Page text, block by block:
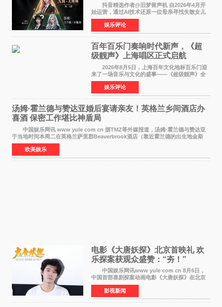
抖音精选作者@旧梦留声机 自2026年4月开
始运营，通过AI技术还原一位母亲寻找失散女儿
的故事，凭借强情感表达获得大量用户关注，发
布仅21小时便获得超1亿曝光、超1000万互动。
此后，账号持续沿
娱乐评论
百年百乐门奏响时代新声，《超
级靓声》上海唱区正式启航
2026年8月5日，上海百年文化地标百乐门迎
来了一场音乐与文化的盛事——《超级靓声》全
国励志音乐公益节目上海唱区新闻发布会暨启动
仪式在此隆重举行。各界领导、嘉宾与媒体朋友
齐聚一堂，共同
娱乐评论
汤姆·霍兰德与赞达亚婚后宴请亲友！英格兰乡间酒店办
喜酒 保密工作堪比神盾局
中国娱乐网讯 www yule com cn 据TMZ等外媒报道，汤姆·霍兰德与赞达亚
于当地时间本周二在英格兰萨里郡Beaverbrook酒店（靠近霍兰德的出生地金斯
顿）举办婚宴，邀请家人与朋友们喝喜酒，庆祝
欧美娱乐
电影《大唐妖探》北京首映礼 欢
乐探案获观众盛赞：“夯！”
中国娱乐网讯www yule com cn 8月6日，
中国首部喜剧探案动画电影《大唐妖探》在北京
举办电影首映礼。导演程腾、联合导演黄珉、总
制片人曹紫建、制片人李莹莹，配音导演张喆，
对白指导程寅，领
影视新闻